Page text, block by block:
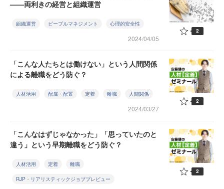
——両利きの経営と組織運営
組織運営 ピープルマネジメント 心理的安全性
2024/04/05
2
「こんな人たちとは働けない」という人間関係
による離職をどう防ぐ？
人材活用 配属・配置 定着 離職 人間関係
2024/03/27
2
「こんなはずじゃなかった」「思っていたのと
違う」という早期離職をどう防ぐ？
人材活用 定着 離職
RJP・リアリスティックジョブプレビュー
2